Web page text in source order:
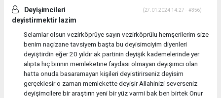
Deyişimcileri
deyistirmektir lazim
(27.01.2024 14:27 - #356)
Selamlar olsun vezirköprüye sayın vezirköprülu hemşerilerim size
benim naçizane tavsiyem başta bu deyisimciyim diyenleri
deyiştirdin eğer 20 yıldır ak partinin deyişik kademelerinde yer
alipta hiç birinin memleketine faydası olmayan deyişimci olan
hatta onuda basaramayan kişileri deyistirirseniz deyisim
gerçeklesir o zaman memlekette deyişir Allahinizi severseniz
deyişimcilere bir araştırın yeni bir yüz varmi bak ben birtek Onur